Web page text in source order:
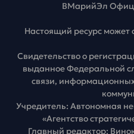
ВМарийЭл
Настоящий ресурс
Свидетельство о
выданное Федеральной
связи,
Учредитель: Автономная
«Агентство
Главный редактор: